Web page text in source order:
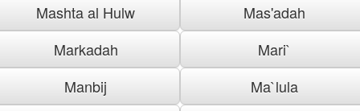
Mashta al Hulw
Mas'adah
Markadah
Mari`
Manbij
Ma`lula